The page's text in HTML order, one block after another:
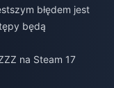
błędem jest
będą
na Steam 17